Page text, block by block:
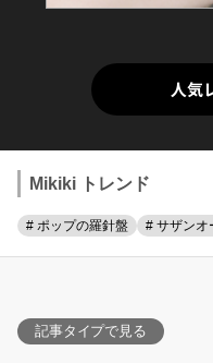
人気
Mikiki トレンド
# ポップの羅針盤 # サザンオ
記事タイプで見る